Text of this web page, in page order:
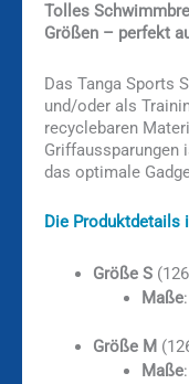
Tolles
Größen – perfekt
Das Tanga Sports
und/oder als
recyclebaren
Griffaussparungen
das optimale
Die Produktdetails
Größe S
Maße
Größe M
Maße